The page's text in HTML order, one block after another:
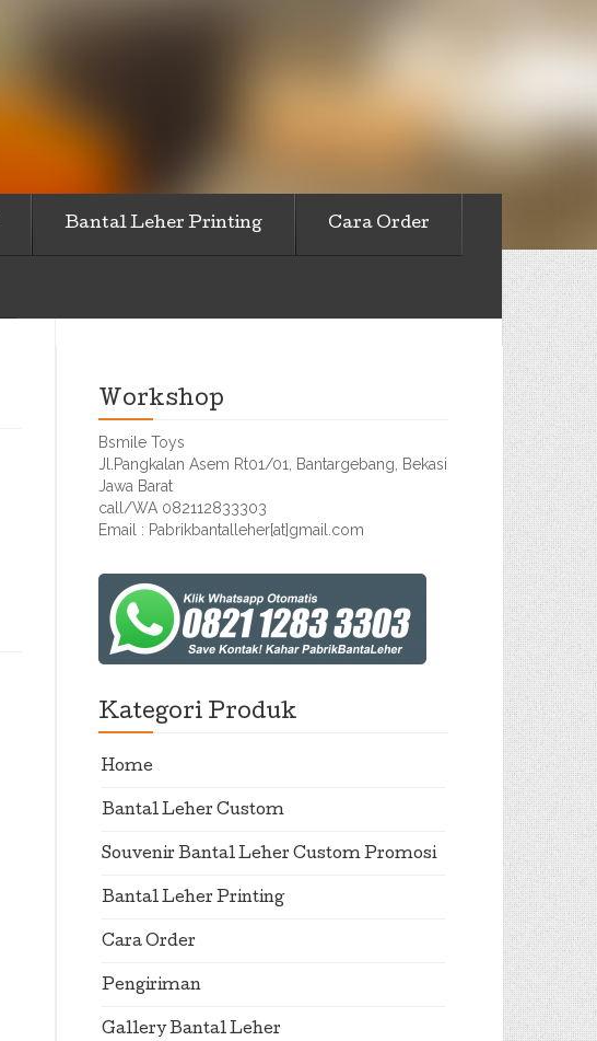
Bantal Leher Printing Cara Order
Workshop
Bsmile Toys
Jl.Pangkalan Asem Rt01/01, Bantargebang, Bekasi
Jawa Barat
call/WA 082112833303
Email : Pabrikbantalleher[at]gmail.com
Kategori Produk
Home
Bantal Leher Custom
Souvenir Bantal Leher Custom Promosi
Bantal Leher Printing
Cara Order
Pengiriman
Gallery Bantal Leher